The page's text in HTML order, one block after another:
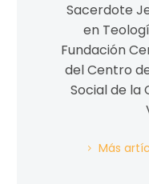
Sacerdote
en
Fundación
del Centro
Social de la
Más